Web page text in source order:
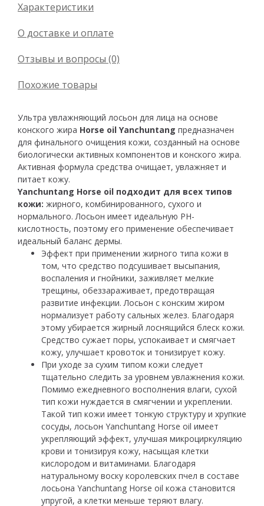
Характеристики
О доставке и оплате
Отзывы и вопросы (0)
Похожие товары
Ультра увлажняющий лосьон для лица на основе
конского жира Horse oil Yanchuntang предназначен
для финального очищения кожи, созданный на основе
биологически активных компонентов и конского жира.
Активная формула средства очищает, увлажняет и
питает кожу.
Yanchuntang Horse oil подходит для всех типов
кожи: жирного, комбинированного, сухого и
нормального. Лосьон имеет идеальную РН-
кислотность, поэтому его применение обеспечивает
идеальный баланс дермы.
Эффект при применении жирного типа кожи в
том, что средство подсушивает высыпания,
воспаления и гнойники, заживляет мелкие
трещины, обеззараживает, предотвращая
развитие инфекции. Лосьон с конским жиром
нормализует работу сальных желез. Благодаря
этому убирается жирный лоснящийся блеск кожи.
Средство сужает поры, успокаивает и смягчает
кожу, улучшает кровоток и тонизирует кожу.
При уходе за сухим типом кожи следует
тщательно следить за уровнем увлажнения кожи.
Помимо ежедневного восполнения влаги, сухой
тип кожи нуждается в смягчении и укреплении.
Такой тип кожи имеет тонкую структуру и хрупкие
сосуды, лосьон Yanchuntang Horse oil имеет
укрепляющий эффект, улучшая микроциркуляцию
крови и тонизируя кожу, насыщая клетки
кислородом и витаминами. Благодаря
натуральному воску королевских пчел в составе
лосьона Yanchuntang Horse oil кожа становится
упругой, а клетки меньше теряют влагу.